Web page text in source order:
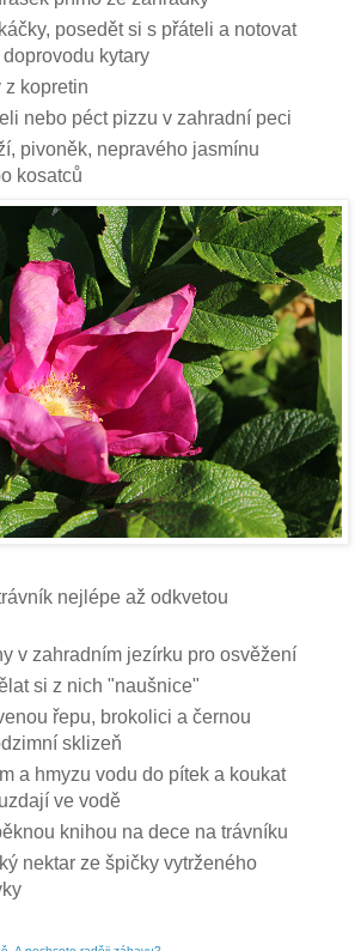
posedět si s přáteli a notovat
kytary
z kopretin
nebo péct pizzu v zahradní peci
pivoněk, nepravého jasmínu
kosatců
nejlépe až odkvetou
v zahradním jezírku pro osvěžení
si z nich "naušnice"
řepu, brokolici a černou
sklizeň
a hmyzu vodu do pítek a koukat
ve vodě
knihou na dece na trávníku
nektar ze špičky vytrženého